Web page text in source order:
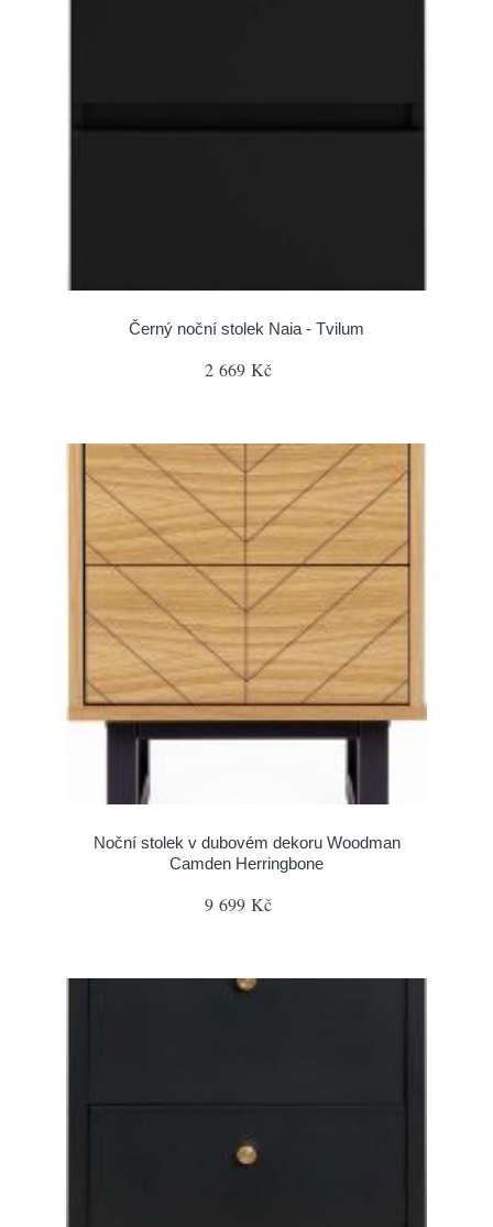
Černý noční stolek Naia - Tvilum
2 669 Kč
Noční stolek v dubovém dekoru Woodman
Camden Herringbone
9 699 Kč